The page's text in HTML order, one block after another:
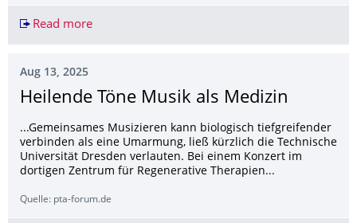
Read moreAngola: Wildtierhandel bedroht Artenvielfalt
Aug 13, 2025
Heilende Töne Musik als Medizin
...Gemeinsames Musizieren kann biologisch tiefgreifender
verbinden als eine Umarmung, ließ kürzlich die Technische
Universität Dresden verlauten. Bei einem Konzert im
dortigen Zentrum für Regenerative Therapien...
Quelle: pta-forum.de